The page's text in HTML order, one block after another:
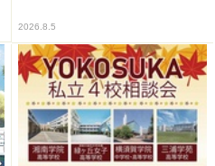
2026.8.5